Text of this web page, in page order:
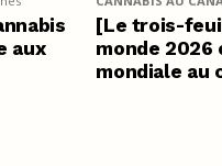
aux
[Le trois-
monde
mondiale au